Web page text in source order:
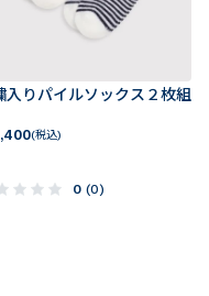
入りパイルソックス２枚組
(税込)
0 (0)